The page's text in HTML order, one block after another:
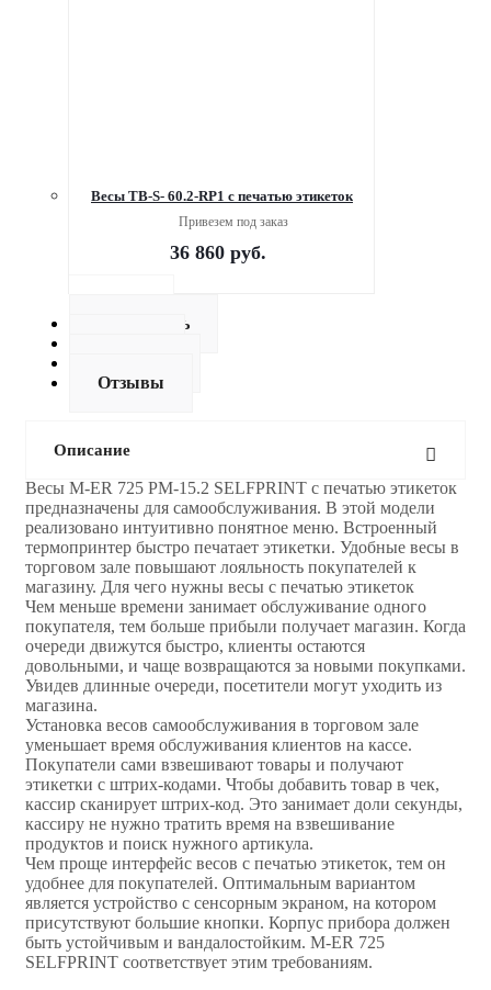
Весы TB-S- 60.2-RP1 с печатью этикеток
Привезем под заказ
36 860 руб.
Как купить
Отзывы
Описание
Весы M-ER 725 PM-15.2 SELFPRINT с печатью этикеток
предназначены для самообслуживания. В этой модели
реализовано интуитивно понятное меню. Встроенный
термопринтер быстро печатает этикетки. Удобные весы в
торговом зале повышают лояльность покупателей к
магазину. Для чего нужны весы с печатью этикеток
Чем меньше времени занимает обслуживание одного
покупателя, тем больше прибыли получает магазин. Когда
очереди движутся быстро, клиенты остаются
довольными, и чаще возвращаются за новыми покупками.
Увидев длинные очереди, посетители могут уходить из
магазина.
Установка весов самообслуживания в торговом зале
уменьшает время обслуживания клиентов на кассе.
Покупатели сами взвешивают товары и получают
этикетки с штрих-кодами. Чтобы добавить товар в чек,
кассир сканирует штрих-код. Это занимает доли секунды,
кассиру не нужно тратить время на взвешивание
продуктов и поиск нужного артикула.
Чем проще интерфейс весов с печатью этикеток, тем он
удобнее для покупателей. Оптимальным вариантом
является устройство с сенсорным экраном, на котором
присутствуют большие кнопки. Корпус прибора должен
быть устойчивым и вандалостойким. M-ER 725
SELFPRINT соответствует этим требованиям.